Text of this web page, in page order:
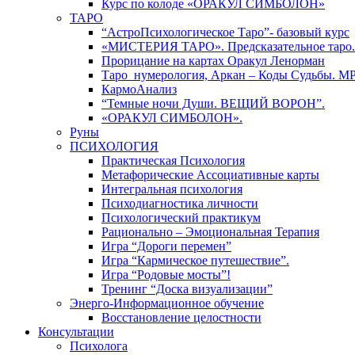
Курс по колоде «ОРАКУЛ СИМБОЛОН»
ТАРО
“АстроПсихологическое Таро”- базовый курс
«МИСТЕРИЯ ТАРО». Предсказательное таро.
Прорицание на картах Оракул Ленорман
Таро_нумерология, Аркан – Коды Судьбы.
КармоАнализ
“Темные ночи Души. ВЕЩИЙ ВОРОН”.
«ОРАКУЛ СИМБОЛОН».
Руны
ПСИХОЛОГИЯ
Практическая Психология
Метафорические Ассоциативные карты
Интегральная психология
Психодиагностика личности
Психологический практикум
Рационально – Эмоциональная Терапия
Игра “Дороги перемен”
Игра “Кармическое путешествие”.
Игра “Родовые мосты”!
Тренинг “Доска визуализации”
Энерго-Информационное обучение
Восстановление целостности
Консультации
Психолога